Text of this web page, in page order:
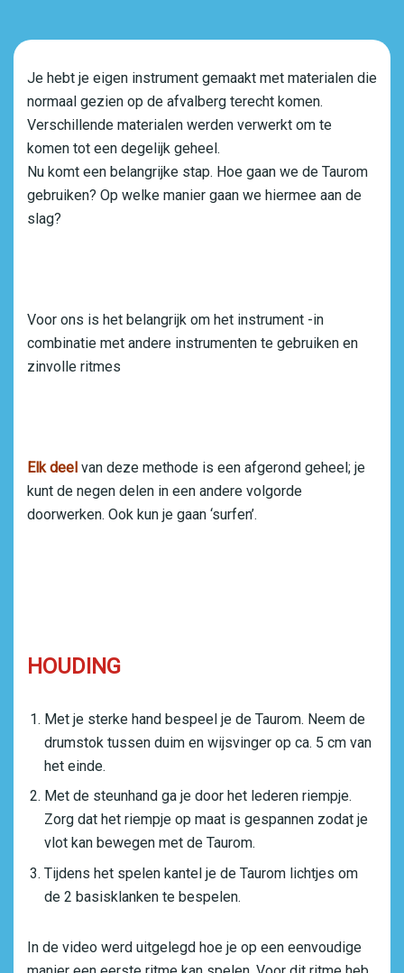
Je hebt je eigen instrument gemaakt met materialen die
normaal gezien op de afvalberg terecht komen.
Verschillende materialen werden verwerkt om te
komen tot een degelijk geheel.
Nu komt een belangrijke stap. Hoe gaan we de Taurom
gebruiken? Op welke manier gaan we hiermee aan de
slag?
Voor ons is het belangrijk om het instrument -in
combinatie met andere instrumenten te gebruiken en
zinvolle ritmes
Elk deel van deze methode is een afgerond geheel; je
kunt de negen delen in een andere volgorde
doorwerken. Ook kun je gaan ‘surfen’.
HOUDING
Met je sterke hand bespeel je de Taurom. Neem de
drumstok tussen duim en wijsvinger op ca. 5 cm van
het einde.
Met de steunhand ga je door het lederen riempje.
Zorg dat het riempje op maat is gespannen zodat je
vlot kan bewegen met de Taurom.
Tijdens het spelen kantel je de Taurom lichtjes om
de 2 basisklanken te bespelen.
In de video werd uitgelegd hoe je op een eenvoudige